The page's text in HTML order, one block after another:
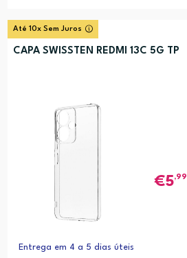
Até 10x Sem Juros
CAPA SWISSTEN REDMI 13C 5G TP
5,99
Entrega em 4 a 5 dias úteis